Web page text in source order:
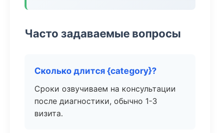
Часто задаваемые вопросы
Сколько длится {category}?
Сроки озвучиваем на консультации
после диагностики, обычно 1-3
визита.